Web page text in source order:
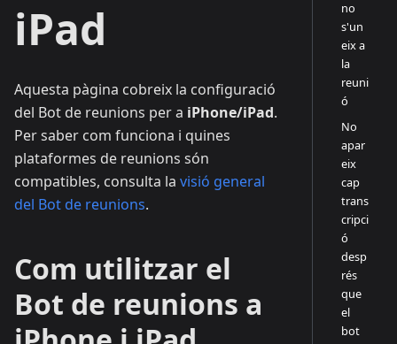
iPad
Aquesta pàgina cobreix la configuració
del Bot de reunions per a iPhone/iPad.
Per saber com funciona i quines
plataformes de reunions són
compatibles, consulta la visió general
del Bot de reunions.
Com utilitzar el
Bot de reunions a
no
s'un
eix a
la
reuni
ó
No
apar
eix
cap
trans
cripci
ó
desp
rés
que
el
bot